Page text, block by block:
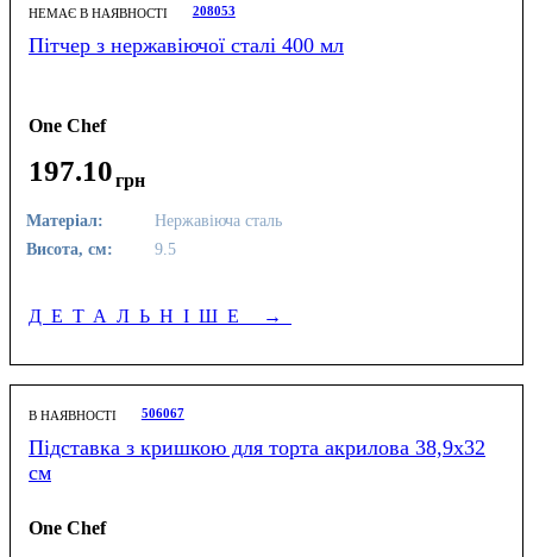
НЕМАЄ В НАЯВНОСТІ 208053
Пітчер з нержавіючої сталі 400 мл
One Chef
197.10грн
Матеріал:
Нержавіюча сталь
Висота, см:
9.5
ДЕТАЛЬНІШЕ →
В НАЯВНОСТІ 506067
Підставка з кришкою для торта акрилова 38,9х32
см
One Chef